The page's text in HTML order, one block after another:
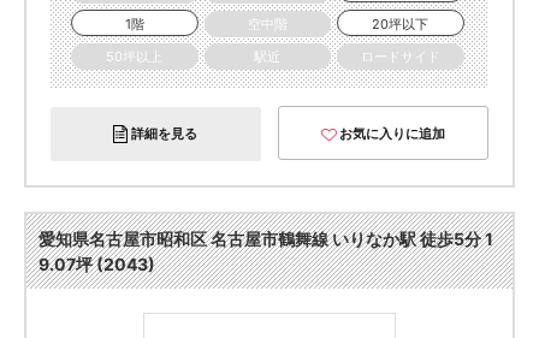
1階
空中階
20坪以下
50坪以上
駅近 ロードサイド
詳細を見る お気に入りに追加
愛知県名古屋市昭和区 名古屋市鶴舞線 いりなか駅 徒歩5分 1
9.07坪 (2043)